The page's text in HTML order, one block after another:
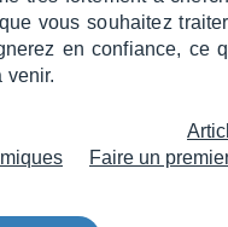
vous souhai­tez
en confiance, ce
venir.
Faire un